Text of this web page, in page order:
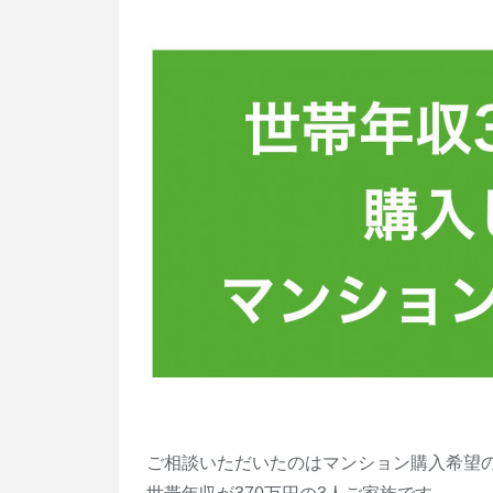
ご相談いただいたのはマンション購入希望